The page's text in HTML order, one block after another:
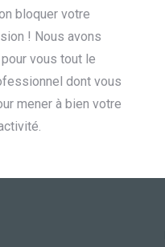
bloquer votre
! Nous avons
vous tout le
dont vous
mener à bien votre